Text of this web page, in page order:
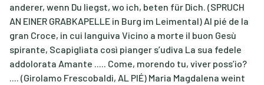
anderer, wenn Du liegst, wo ich, beten für Dich. (SPRUCH
AN EINER GRABKAPELLE in Burg im Leimental) Al pié de la
gran Croce, in cui languiva Vicino a morte il buon Gesù
spirante, Scapigliata così pianger s’udiva La sua fedele
addolorata Amante ..... Come, morendo tu, viver poss’io?
.... (Girolamo Frescobaldi, AL PIÉ) Maria Magdalena weint